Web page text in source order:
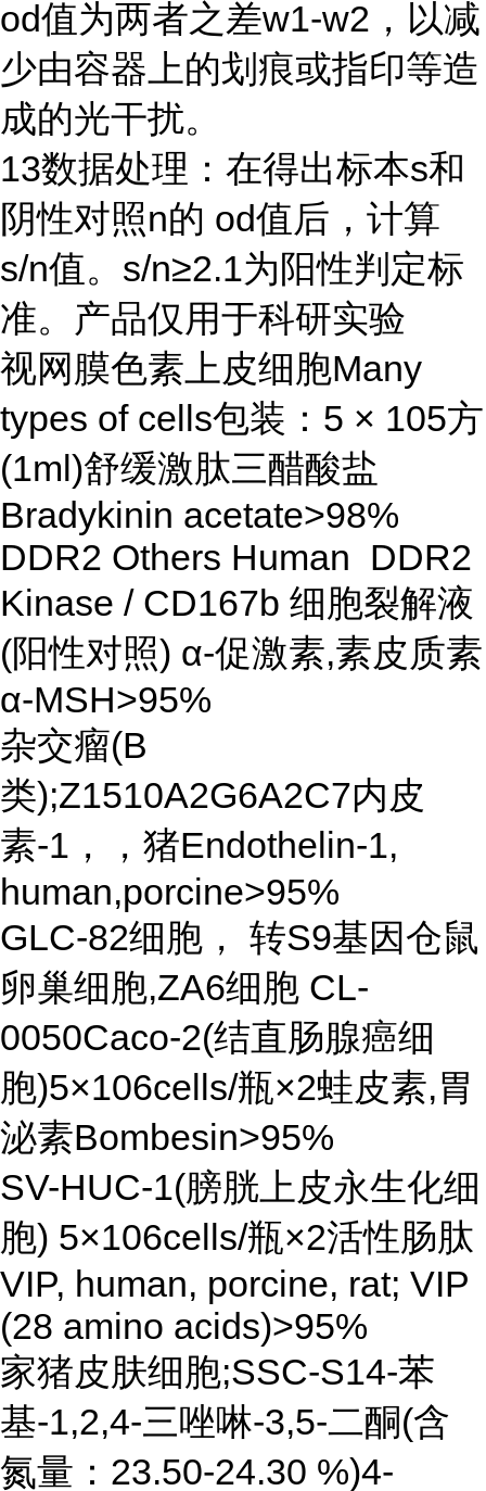
od值为两者之差w1-w2 ，以减
少由容器上的划痕或指印等造
成的光干扰。
13数据处理：在得出标本s和
阴性对照n的 od值后，计算
s/n值。 s/n≥2.1为阳性判定标
准。产品仅用于科研实验
视网膜色素上皮细胞Many
types of cells包装：5 × 105方
(1ml)舒缓激肽三醋酸盐
Bradykinin acetate>98%
DDR2 Others Human DDR2
Kinase / CD167b 细胞裂解液
(阳性对照) α-促激素,素皮质素
α-MSH>95%
杂交瘤(B
类);Z1510A2G6A2C7内皮
素-1，，猪Endothelin-1,
human,porcine>95%
GLC-82细胞， 转S9基因仓鼠
卵巢细胞,ZA6细胞 CL-
0050Caco-2(结直肠腺癌细
胞)5×106cells/瓶×2蛙皮素,胃
泌素Bombesin>95%
SV-HUC-1(膀胱上皮永生化细
胞) 5×106cells/瓶×2活性肠肽
VIP, human, porcine, rat; VIP
(28 amino acids)>95%
家猪皮肤细胞;SSC-S14-苯
基-1,2,4-三唑啉-3,5-二酮(含
氮量：23.50-24.30 %)4-